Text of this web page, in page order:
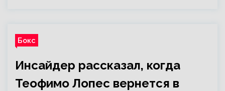
Бокс
Инсайдер рассказал, когда
Теофимо Лопес вернется в